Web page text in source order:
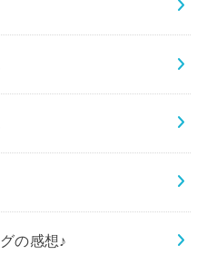
の感想♪